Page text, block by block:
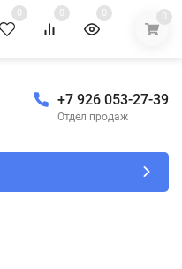
0 0 0 0
+7 926 053-27-39
Отдел продаж